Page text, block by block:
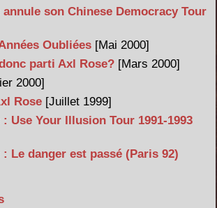
son Chinese Democracy Tour
Oubliées [Mai 2000]
parti Axl Rose? [Mars 2000]
2000]
Rose [Juillet 1999]
Use Your Illusion Tour 1991-1993
Le danger est passé (Paris 92)